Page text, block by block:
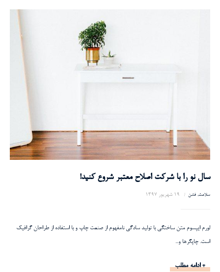
سلامت فشن 19 شهریور 1397
سال نو را با شرکت اصلاح معتبر شروع کنید!
لورم ایپسوم متن ساختگی با تولید سادگی نامفهوم از صنعت چاپ و با استفاده از طراحان گرافیک
است. چاپگرها و...
+ ادامه مطلب